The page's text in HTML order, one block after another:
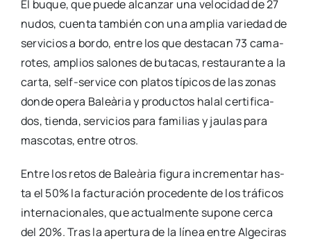
El buque, que pue­de alcan­zar una velo­ci­dad de 27
nudos, cuen­ta tam­bién con una amplia varie­dad de
ser­vi­cios a bor­do, entre los que des­ta­can 73 cama­
ro­tes, amplios salo­nes de buta­cas, res­tau­ran­te a la
car­ta, self-ser­­vi­­ce con pla­tos típi­cos de las zonas
don­de ope­ra Baleà­ria y pro­duc­tos halal cer­ti­fi­ca­
dos, tien­da, ser­vi­cios para fami­lias y jau­las para
mas­co­tas, entre otros.
Entre los retos de Baleà­ria figu­ra incre­men­tar has­
ta el 50% la fac­tu­ra­ción pro­ce­den­te de los trá­fi­cos
inter­na­cio­na­les, que actual­men­te supo­ne cer­ca
del 20%. Tras la aper­tu­ra de la línea entre Alge­ci­ras